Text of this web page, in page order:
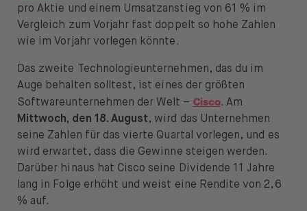
pro Aktie und einem Umsatzanstieg von 61 % im
Vergleich zum Vorjahr fast doppelt so hohe Zahlen
wie im Vorjahr vorlegen könnte.
Das zweite Technologieunternehmen, das du im
Auge behalten solltest, ist eines der größten
Softwareunternehmen der Welt – Cisco. Am
Mittwoch, den 18. August, wird das Unternehmen
seine Zahlen für das vierte Quartal vorlegen, und es
wird erwartet, dass die Gewinne steigen werden.
Darüber hinaus hat Cisco seine Dividende 11 Jahre
lang in Folge erhöht und weist eine Rendite von 2,6
% auf.